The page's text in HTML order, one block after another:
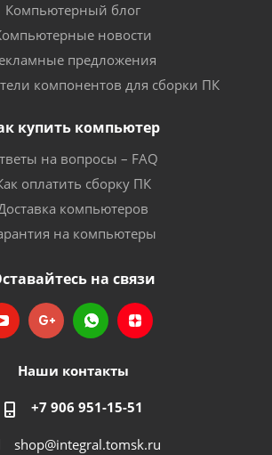
Компьютерный блог
новости
предложения
компонентов для сборки ПК
купить компьютер
на вопросы – FAQ
оплатить сборку ПК
компьютеров
на компьютеры
на связи
Наши контакты
+7 906 951-15-51
shop@integral.tomsk.ru